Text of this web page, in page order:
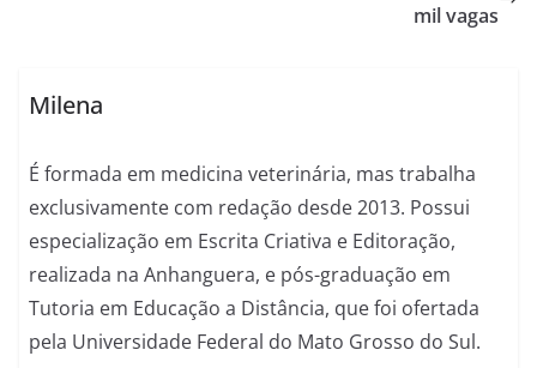
mil vagas
Milena
É formada em medicina veterinária, mas trabalha
exclusivamente com redação desde 2013. Possui
especialização em Escrita Criativa e Editoração,
realizada na Anhanguera, e pós-graduação em
Tutoria em Educação a Distância, que foi ofertada
pela Universidade Federal do Mato Grosso do Sul.